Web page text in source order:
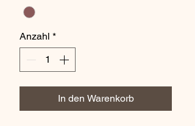
Anzahl *
In den Warenkorb